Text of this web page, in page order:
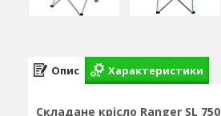
Опис Характеристики
Складане крісло Ranger SL 750